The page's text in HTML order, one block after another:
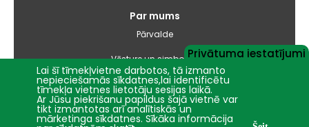
Par mums
Pārvalde
Vēsture un simbolika
Studiju virzienu pārskati un pašnovērtējuma ziņojumi
Iepirkumi
Privātuma iestatījumi
Lai šī tīmekļvietne darbotos, tā izmanto
nepieciešamās sīkdatnes,lai identificētu
tīmekļa vietnes lietotāju sesijas laikā.
Ar Jūsu piekrišanu papildus šajā vietnē var
tikt izmantotas arī analītiskās un
mārketinga sīkdatnes. Sīkāka informācija